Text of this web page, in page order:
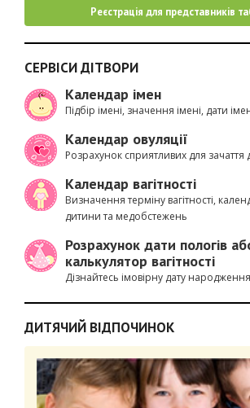
Реєстрація для представників
СЕРВІСИ ДІТВОРИ
Календар імен
Підбір імені, значення імені, дати
Календар овуляції
Розрахунок сприятливих для зачаття
Календар вагітності
Визначення терміну вагітності,
дитини та медобстежень
Розрахунок дати пологів
калькулятор вагітності
Дізнайтесь імовірну дату
ДИТЯЧИЙ ВІДПОЧИНОК